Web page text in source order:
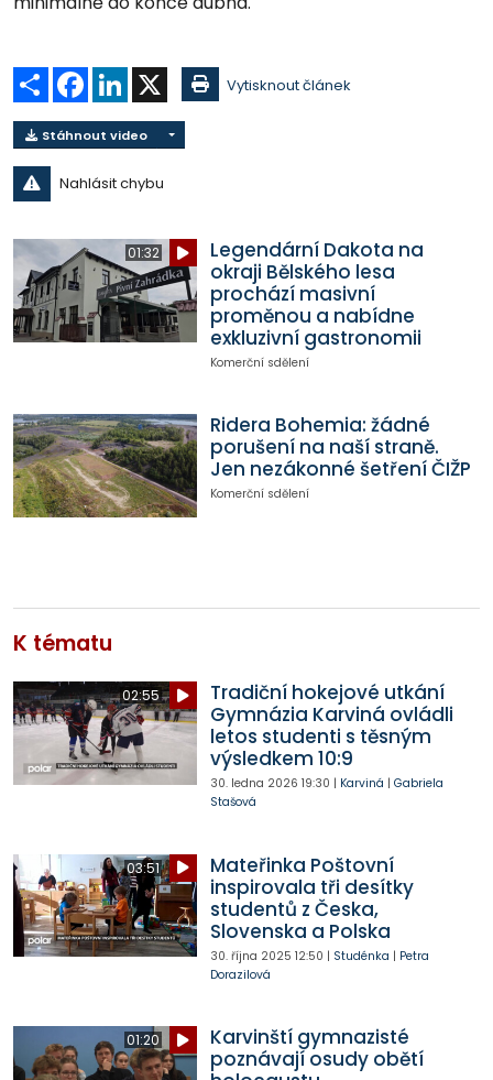
Sdílet Facebook
LinkedIn Vytisknout článek
Stáhnout video
Nahlásit chybu
01:32
Legendární Dakota na
okraji Bělského lesa
prochází masivní
proměnou a nabídne
exkluzivní gastronomii
Komerční sdělení
Ridera Bohemia: žádné
porušení na naší straně.
Jen nezákonné šetření ČIŽP
Komerční sdělení
K tématu
02:55
Tradiční hokejové utkání
Gymnázia Karviná ovládli
letos studenti s těsným
výsledkem 10:9
30. ledna 2026 19:30 | Karviná | Gabriela
Stašová
03:51
Mateřinka Poštovní
inspirovala tři desítky
studentů z Česka,
Slovenska a Polska
30. října 2025 12:50 | Studénka | Petra
Dorazilová
01:20
Karvinští gymnazisté
poznávají osudy obětí